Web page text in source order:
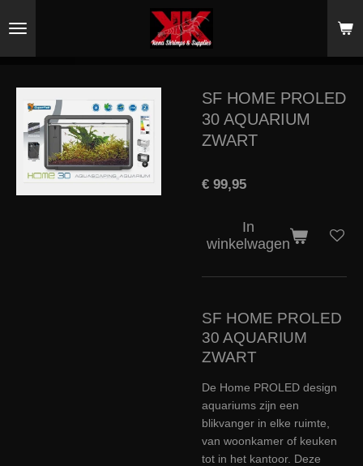
direct
hoofdinhoud
SF HOME PROLED
30 AQUARIUM
ZWART
€ 99,95
In
winkelwagen
SF HOME PROLED
30 AQUARIUM
ZWART
De Home PROLED design
aquariums zijn een
blikvanger in elke ruimte,
van woonkamer of keuken
tot in het kantoor. Deze